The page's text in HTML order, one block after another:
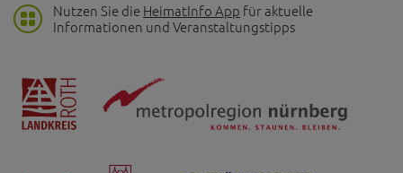
Nutzen Sie dieHeimatInfo App für aktuelle
Informationen und Veranstaltungstipps